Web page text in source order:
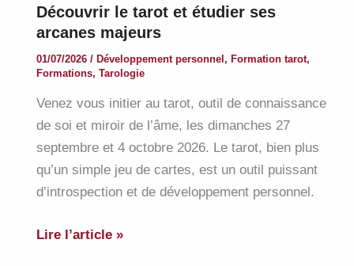
Découvrir le tarot et étudier ses
arcanes majeurs
01/07/2026 / Développement personnel , Formation tarot,
Formations, Tarologie
Venez vous initier au tarot, outil de connaissance
de soi et miroir de l’âme, les dimanches 27
septembre et 4 octobre 2026. Le tarot, bien plus
qu’un simple jeu de cartes, est un outil puissant
d’introspection et de développement personnel.
Découvrir
Lire l’article »